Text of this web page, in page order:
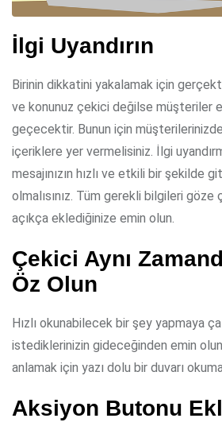
İlgi Uyandırın
Birinin dikkatini yakalamak için
ve konunuz çekici değilse müşteriler
geçecektir. Bunun için
içeriklere yer vermelisiniz. İlgi
mesajınızın hızlı ve etkili bir şekilde
olmalısınız. Tüm gerekli bilgileri
açıkça eklediğinize emin olun.
Çekici Aynı
Öz Olun
Hızlı okunabilecek bir şey yapmaya
istediklerinizin gideceğinden emin
anlamak için yazı dolu bir duvarı
Aksiyon Butonu